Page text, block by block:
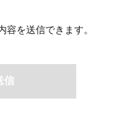
売却希望・賃貸希望等
物取引業法により、国土
を送信できます。
信